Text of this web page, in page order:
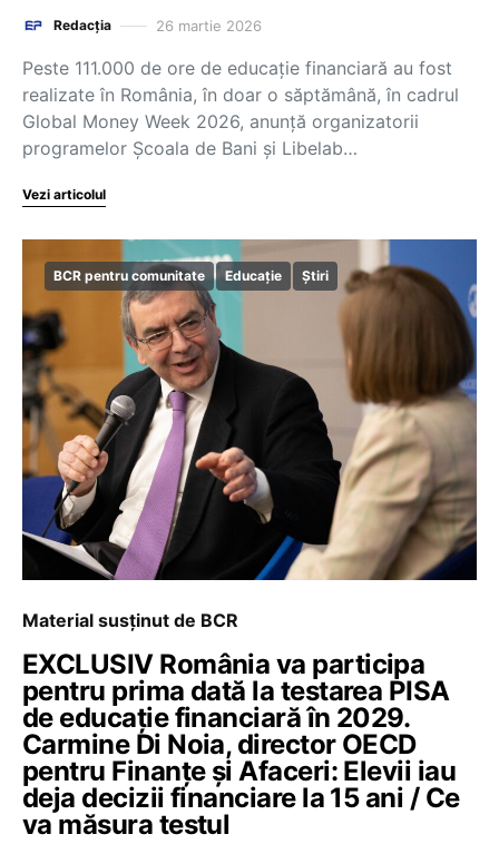
Redacția 26 martie 2026
Peste 111.000 de ore de educație financiară au fost
realizate în România, în doar o săptămână, în cadrul
Global Money Week 2026, anunță organizatorii
programelor Școala de Bani și Libelab…
Vezi articolul
BCR pentru comunitate Educație Știri
Material susținut de BCR
EXCLUSIV România va participa
pentru prima dată la testarea PISA
de educație financiară în 2029.
Carmine Di Noia, director OECD
pentru Finanțe și Afaceri: Elevii iau
deja decizii financiare la 15 ani / Ce
va măsura testul